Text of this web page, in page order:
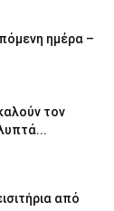
ημέρα –
τον
από